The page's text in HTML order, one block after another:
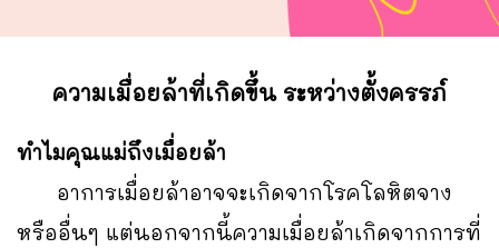
ความเมื่อยล้าที่เกิดขึ้น ระหว่างตั้งครรภ์
ทำไมคุณแม่ถึงเมื่อยล้า
อาการเมื่อยล้าอาจจะเกิดจากโรคโลหิตจาง
หรืออื่นๆ แต่นอกจากนี้ความเมื่อยล้าเกิดจากการที่